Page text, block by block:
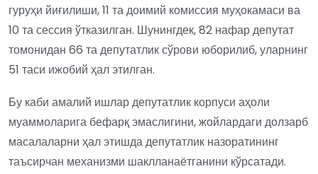
гуруҳи йиғилиши, 11 та доимий комиссия муҳокамаси ва
10 та сессия ўтказилган. Шунингдек, 82 нафар депутат
томонидан 66 та депутатлик сўрови юборилиб, уларнинг
51 таси ижобий ҳал этилган.
Бу каби амалий ишлар депутатлик корпуси аҳоли
муаммоларига бефарқ эмаслигини, жойлардаги долзарб
масалаларни ҳал этишда депутатлик назоратининг
таъсирчан механизми шаклланаётганини кўрсатади.